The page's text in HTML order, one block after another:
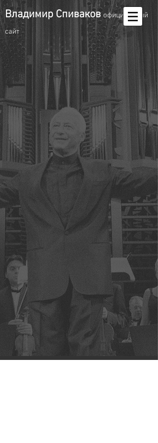
Владимир Спиваков oфициальный
сайт